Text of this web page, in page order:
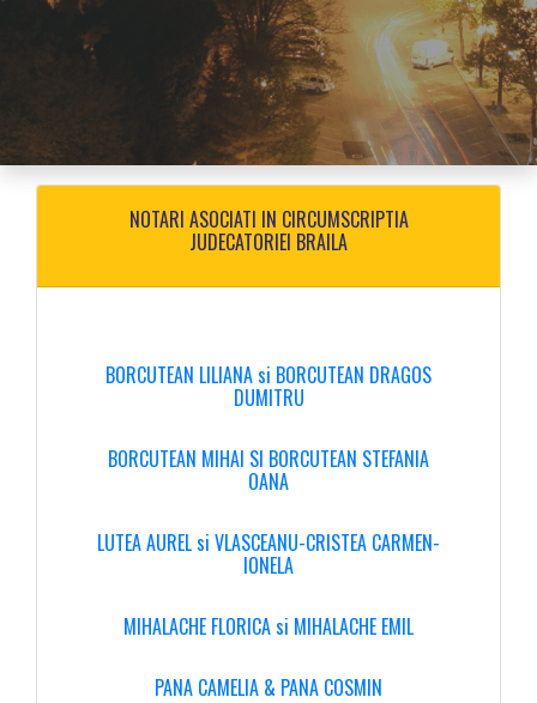
NOTARI ASOCIATI IN CIRCUMSCRIPTIA
JUDECATORIEI BRAILA
BORCUTEAN LILIANA si BORCUTEAN DRAGOS
DUMITRU
BORCUTEAN MIHAI SI BORCUTEAN STEFANIA
OANA
LUTEA AUREL si VLASCEANU-CRISTEA CARMEN-
IONELA
MIHALACHE FLORICA si MIHALACHE EMIL
PANA CAMELIA & PANA COSMIN